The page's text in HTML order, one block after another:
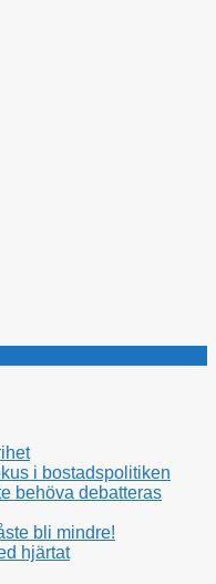
i bostadspolitiken
behöva debatteras
bli mindre!
hjärtat